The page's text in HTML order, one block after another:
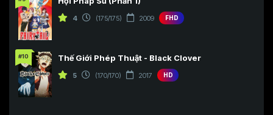
4 (175/175) 2009 FHD
#10 Thế Giới Phép Thuật - Black Clover
5 (170/170) 2017 HD